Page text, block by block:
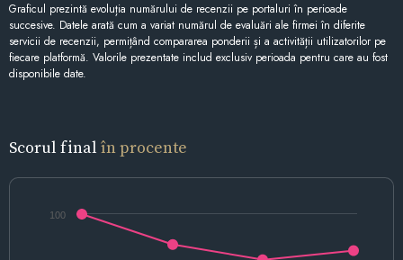
Graficul prezintă evoluția numărului de recenzii pe portaluri în perioade
succesive. Datele arată cum a variat numărul de evaluări ale firmei în diferite
servicii de recenzii, permițând compararea ponderii și a activității utilizatorilor pe
fiecare platformă. Valorile prezentate includ exclusiv perioada pentru care au fost
disponibile date.
Scorul final în procente
100